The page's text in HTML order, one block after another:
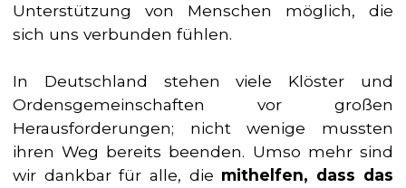
Unterstützung von Menschen möglich, die
sich uns verbunden fühlen.
In Deutschland stehen viele Klöster und
Ordensgemeinschaften vor großen
Herausforderungen; nicht wenige mussten
ihren Weg bereits beenden. Umso mehr sind
wir dankbar für alle, die mithelfen, dass das